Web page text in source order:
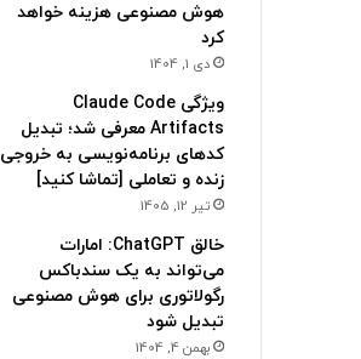
هوش مصنوعی هزینه خواهد
کرد
دی 1, 1404
ویژگی Claude Code
Artifacts معرفی شد؛ تبدیل
کدهای برنامه‌نویسی به خروجی
زنده و تعاملی [تماشا کنید]
تیر 12, 1405
خالق ChatGPT: امارات
می‌تواند به یک سندباکس
رگولاتوری برای هوش مصنوعی
تبدیل شود
بهمن 4, 1404